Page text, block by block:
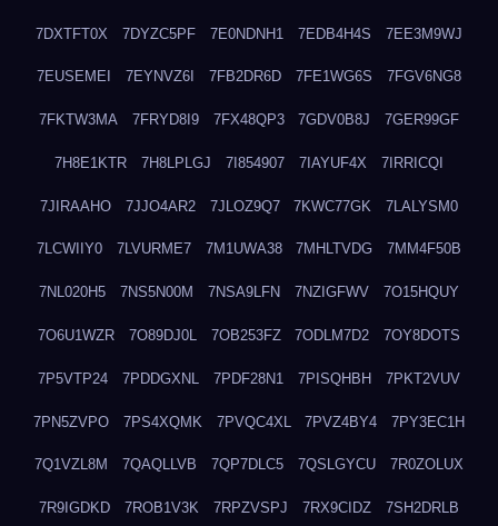
7DXTFT0X 7DYZC5PF 7E0NDNH1 7EDB4H4S 7EE3M9WJ
7EUSEMEI 7EYNVZ6I 7FB2DR6D 7FE1WG6S 7FGV6NG8
7FKTW3MA 7FRYD8I9 7FX48QP3 7GDV0B8J 7GER99GF
7H8E1KTR 7H8LPLGJ 7I854907 7IAYUF4X 7IRRICQI
7JIRAAHO 7JJO4AR2 7JLOZ9Q7 7KWC77GK 7LALYSM0
7LCWIIY0 7LVURME7 7M1UWA38 7MHLTVDG 7MM4F50B
7NL020H5 7NS5N00M 7NSA9LFN 7NZIGFWV 7O15HQUY
7O6U1WZR 7O89DJ0L 7OB253FZ 7ODLM7D2 7OY8DOTS
7P5VTP24 7PDDGXNL 7PDF28N1 7PISQHBH 7PKT2VUV
7PN5ZVPO 7PS4XQMK 7PVQC4XL 7PVZ4BY4 7PY3EC1H
7Q1VZL8M 7QAQLLVB 7QP7DLC5 7QSLGYCU 7R0ZOLUX
7R9IGDKD 7ROB1V3K 7RPZVSPJ 7RX9CIDZ 7SH2DRLB